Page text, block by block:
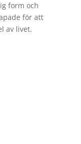
form och
för att
av livet.